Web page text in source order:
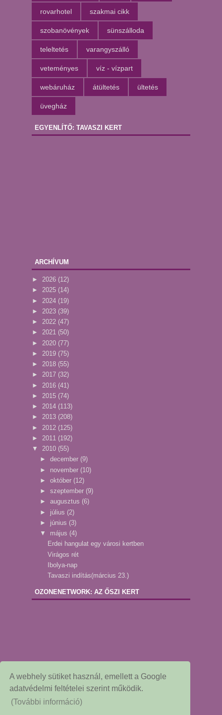
A webhely sütiket használ, emellett a Google
adatvédelmi feltételei szerint működik.
(További információ)
rovarhotel szakmai cikk
szobanövények sünszálloda
teleltetés varangyszálló
veteményes víz - vízpart
webáruház átültetés ültetés
üvegház
EGYENLÍTŐ: TAVASZI KERT
ARCHÍVUM
► 2026 (12)
► 2025 (14)
► 2024 (19)
► 2023 (39)
► 2022 (47)
► 2021 (50)
► 2020 (77)
► 2019 (75)
► 2018 (55)
► 2017 (32)
► 2016 (41)
► 2015 (74)
► 2014 (113)
► 2013 (208)
► 2012 (125)
► 2011 (192)
▼ 2010 (55)
► december (9)
► november (10)
► október (12)
► szeptember (9)
► augusztus (6)
► július (2)
► június (3)
▼ május (4)
Erdei hangulat egy városi kertben
Virágos rét
Ibolya-nap
Tavaszi indítás(március 23.)
OZONENETWORK: AZ ŐSZI KERT